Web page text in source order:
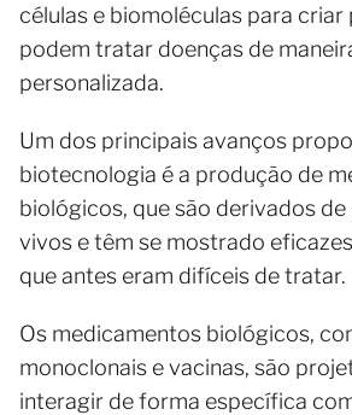
células e biomoléculas para
podem tratar doenças de
personalizada.
Um dos principais avanços
biotecnologia é a produção de
biológicos, que são derivados
vivos e têm se mostrado
que antes eram difíceis de tratar.
Os medicamentos biológicos,
monoclonais e vacinas, são
interagir de forma específica